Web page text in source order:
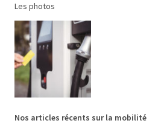
Les photos
Nos articles récents sur la mobilité